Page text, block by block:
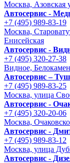
Москва, Азовская
Автосервис -
+7 (495) 989-83-19
Москва,
Енисейская
Автосервис -
+7 (495) 320-27-38
Видное,
Автосервис –
+7 (495) 989-83-25
Москва, улица
Автосервис -
+7 (495) 320-20-06
Москва,
Автосервис -
+7 (495) 989-83-12
Москва, улица
Автосервис -